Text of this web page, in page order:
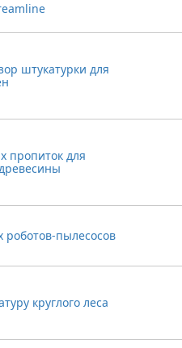
штукатурки для
пропиток для
пылесосов
круглого леса